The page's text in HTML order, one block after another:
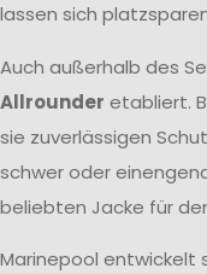
lassen sich
Auch außerhalb des
Allrounder etabliert.
sie zuverlässigen
schwer oder
beliebten Jacke für
Marinepool entwickelt